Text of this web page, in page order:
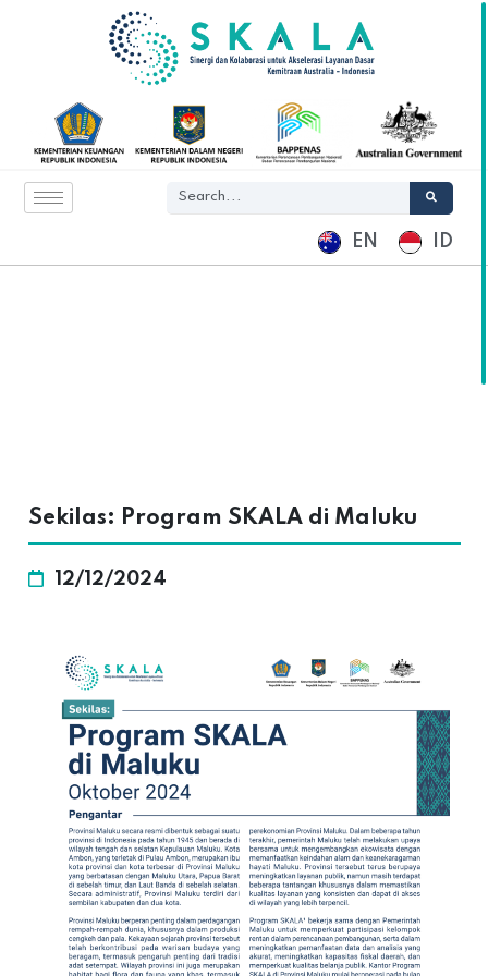
EN ID
Sekilas: Program SKALA di Maluku
12/12/2024